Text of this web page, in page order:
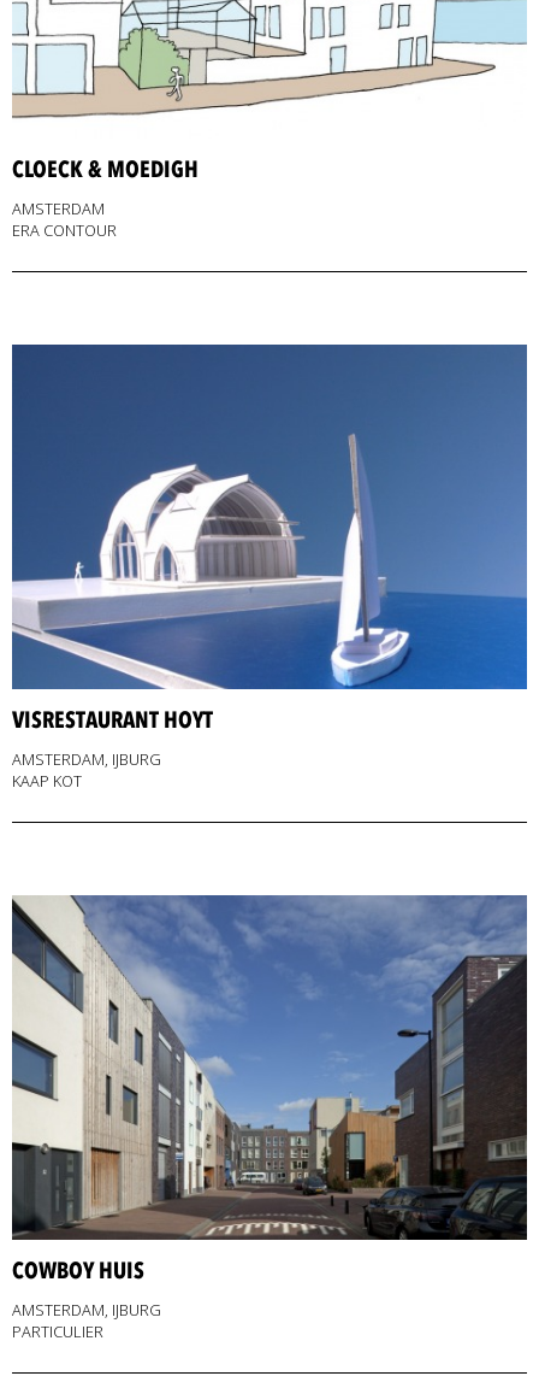
CLOECK & MOEDIGH
AMSTERDAM
ERA CONTOUR
VISRESTAURANT HOYT
AMSTERDAM, IJBURG
KAAP KOT
COWBOY HUIS
AMSTERDAM, IJBURG
PARTICULIER